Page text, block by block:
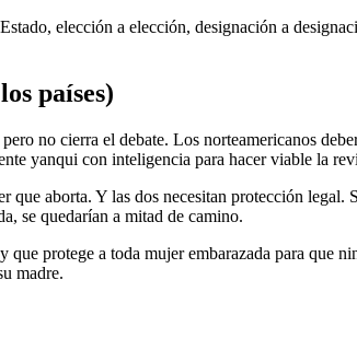
elección a elección, designación a
países)
no cierra el debate. Los norteamericanos
yanqui con inteligencia para hacer viable la
aborta. Y las dos necesitan protección legal.
se quedarían a mitad de camino.
que protege a toda mujer embarazada para que
madre.